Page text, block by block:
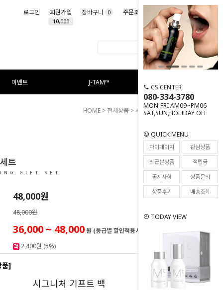
로그인 회원가입
10,000
장바구니 0 주문조회 마이페이지
이벤트 J-TAM™
CS CENTER
080-334-3780
MON-FRI AM09~PM06
SAT,SUN,HOLIDAY OFF
QUICK MENU
마이페이지
관심상품
최근본상품
적립금
공지사항
상품문의
상품후기
배송조회
TODAY VIEW
HOME > 전체상품 >세트> 화이트닝 세트
80
트
GIFT SET
48,000원
48,000원
36,000 ~ 48,000원 (등급별 할인적용시)
2,400원 (5%)
품]
시그니처 기프트 백